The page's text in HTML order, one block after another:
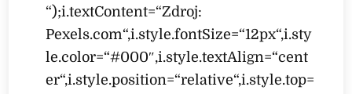
“);i.textContent=“Zdroj:
Pexels.com“,i.style.fontSize=“12px“,i.sty
le.color=“#000″,i.style.textAlign=“cent
er“,i.style.position=“relative“,i.style.top=